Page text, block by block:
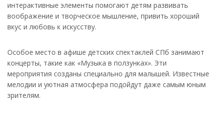
16:00
16.00_Экскурсия по Летнему саду
«Каменный садовник»
интерактивные элементы помогают детям развивать
воображение и творческое мышление, привить хороший
вкус и любовь к искусству.
Особое место в афише детских спектаклей СПб занимают
концерты, такие как «Музыка в ползунках». Эти
мероприятия созданы специально для малышей. Известные
мелодии и уютная атмосфера подойдут даже самым юным
зрителям.